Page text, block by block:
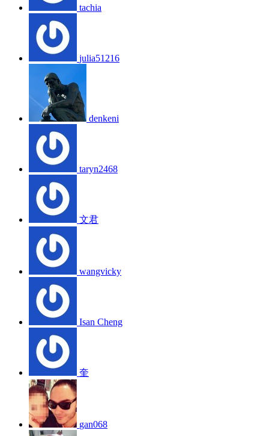
tachia
julia51216
denkeni
taryn2468
文君
wangvicky
Isan Cheng
奎
gan068